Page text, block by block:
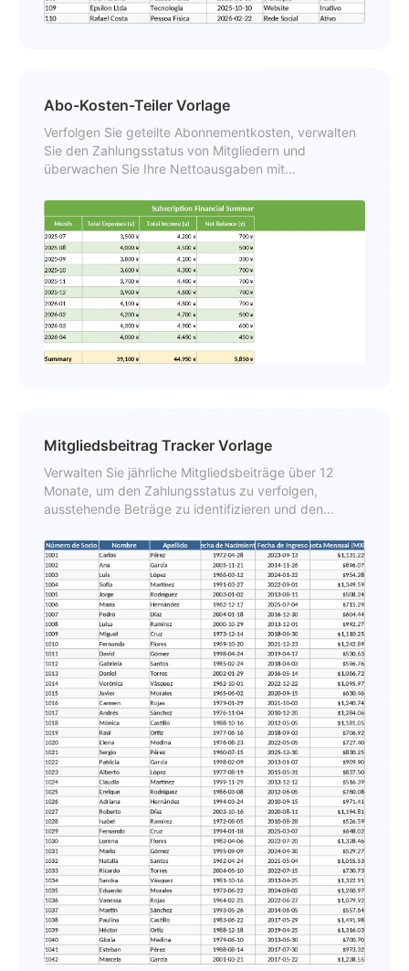
Abo-Kosten-Teiler Vorlage
Verfolgen Sie geteilte Abonnementkosten, verwalten
Sie den Zahlungsstatus von Mitgliedern und
überwachen Sie Ihre Nettoausgaben mit
Erinnerungen.
Mitgliedsbeitrag Tracker Vorlage
Verwalten Sie jährliche Mitgliedsbeiträge über 12
Monate, um den Zahlungsstatus zu verfolgen,
ausstehende Beträge zu identifizieren und den